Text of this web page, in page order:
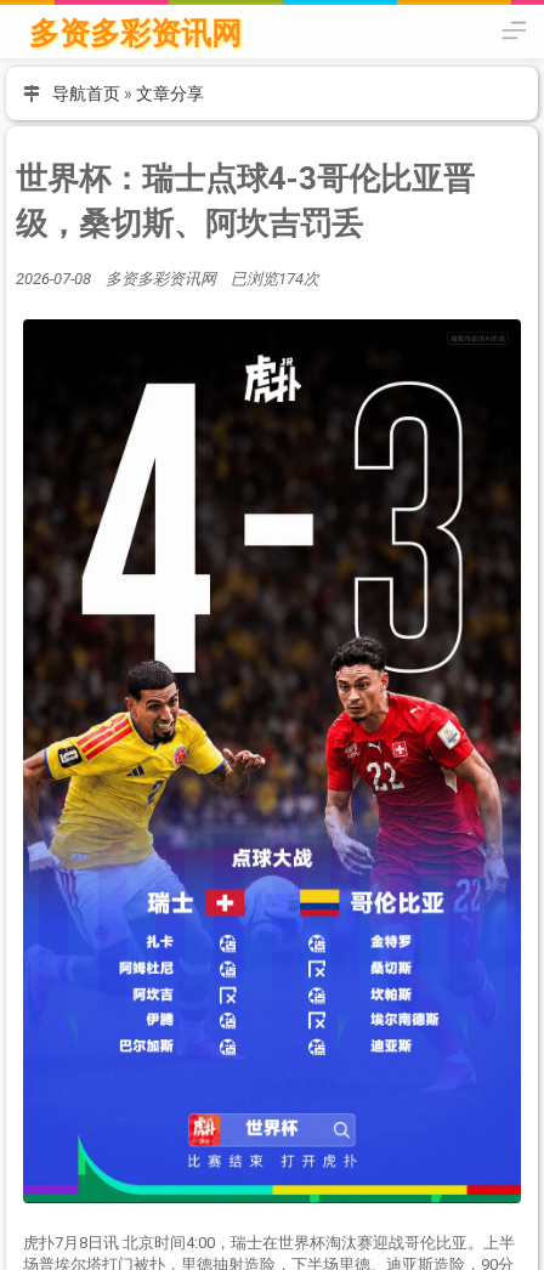
多资多彩资讯网
导航首页 » 文章分享
世界杯：瑞士点球4-3哥伦比亚晋
级，桑切斯、阿坎吉罚丢
2026-07-08 多资多彩资讯网 已浏览174次
虎扑7月8日讯 北京时间4:00，瑞士在世界杯淘汰赛迎战哥伦比亚。上半
场普埃尔塔打门被扑，里德抽射造险，下半场里德、迪亚斯造险，90分